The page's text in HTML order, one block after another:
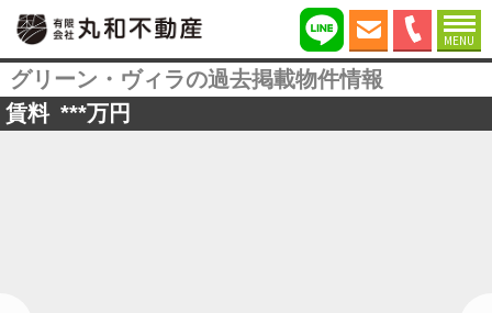
MENU
グリーン・ヴィラの過去掲載物件情報
賃料 ***万円